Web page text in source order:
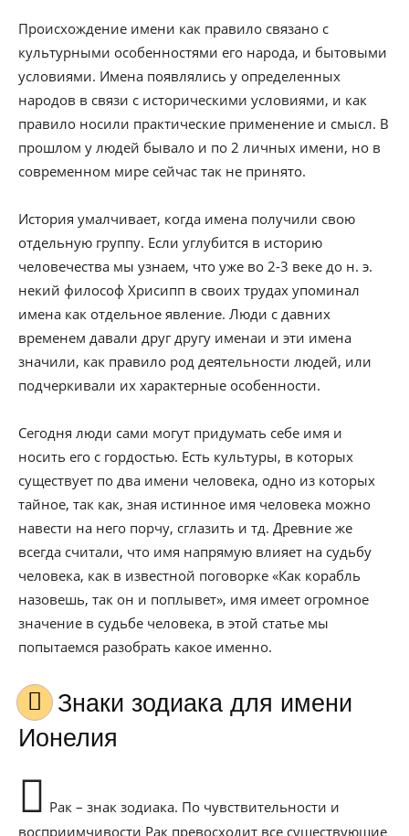
Происхождение имени как правило связано с
культурными особенностями его народа, и бытовыми
условиями. Имена появлялись у определенных
народов в связи с историческими условиями, и как
правило носили практические применение и смысл. В
прошлом у людей бывало и по 2 личных имени, но в
современном мире сейчас так не принято.
История умалчивает, когда имена получили свою
отдельную группу. Если углубится в историю
человечества мы узнаем, что уже во 2-3 веке до н. э.
некий философ Хрисипп в своих трудах упоминал
имена как отдельное явление. Люди с давних
временем давали друг другу именаи и эти имена
значили, как правило род деятельности людей, или
подчеркивали их характерные особенности.
Сегодня люди сами могут придумать себе имя и
носить его с гордостью. Есть культуры, в которых
существует по два имени человека, одно из которых
тайное, так как, зная истинное имя человека можно
навести на него порчу, сглазить и тд. Древние же
всегда считали, что имя напрямую влияет на судьбу
человека, как в известной поговорке «Как корабль
назовешь, так он и поплывет», имя имеет огромное
значение в судьбе человека, в этой статье мы
попытаемся разобрать какое именно.
Знаки зодиака для имени
Ионелия
Рак – знак зодиака. По чувствительности и
восприимчивости Рак превосходит все существующие